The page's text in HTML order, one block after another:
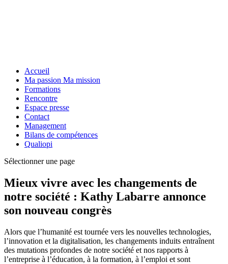
Accueil
Ma passion Ma mission
Formations
Rencontre
Espace presse
Contact
Management
Bilans de compétences
Qualiopi
Sélectionner une page
Mieux vivre avec les changements de
notre société : Kathy Labarre annonce
son nouveau congrès
Alors que l’humanité est tournée vers les nouvelles technologies,
l’innovation et la digitalisation, les changements induits entraînent
des mutations profondes de notre société et nos rapports à
l’entreprise à l’éducation, à la formation, à l’emploi et sont